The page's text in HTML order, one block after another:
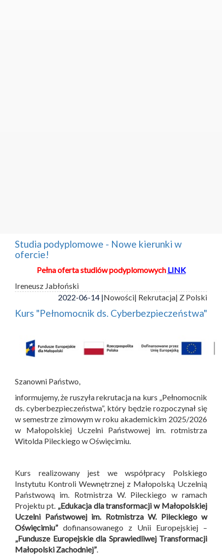
Studia podyplomowe - Nowe kierunki w
ofercie!
Pełna oferta studiów podyplomowych LINK
Ireneusz Jabłoński
2022-06-14 |Nowości| Rekrutacja| Z Polski
Kurs "Pełnomocnik ds. Cyberbezpieczeństwa"
Szanowni Państwo,
informujemy, że ruszyła rekrutacja na kurs „Pełnomocnik
ds. cyberbezpieczeństwa”, który będzie rozpoczynał się
w semestrze zimowym w roku akademickim 2025/2026
w Małopolskiej Uczelni Państwowej im. rotmistrza
Witolda Pileckiego w Oświęcimiu.
Kurs realizowany jest we współpracy Polskiego
Instytutu Kontroli Wewnętrznej z Małopolską Uczelnią
Państwową im. Rotmistrza W. Pileckiego w ramach
Projektu pt. „Edukacja dla transformacji w Małopolskiej
Uczelni Państwowej im. Rotmistrza W. Pileckiego w
Oświęcimiu”dofinansowanego z Unii Europejskiej –
„Fundusze Europejskie dla Sprawiedliwej Transformacji
Małopolski Zachodniej”.